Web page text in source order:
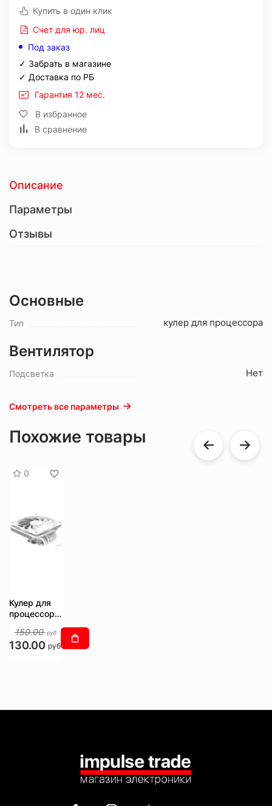
Купить в один клик
Счет для юр. лиц
Под заказ
✓ Забрать в магазине
✓ Доставка по РБ
Гарантия 12 мес.
В избранное
В сравнение
Описание
Параметры
Отзывы
Основные
Тип кулер для процессора
Вентилятор
Подсветка Нет
Смотреть все параметры
Похожие товары
0
Кулер для
процессора
IS-67-XT
WHITE
150.00 руб
130.00 руб